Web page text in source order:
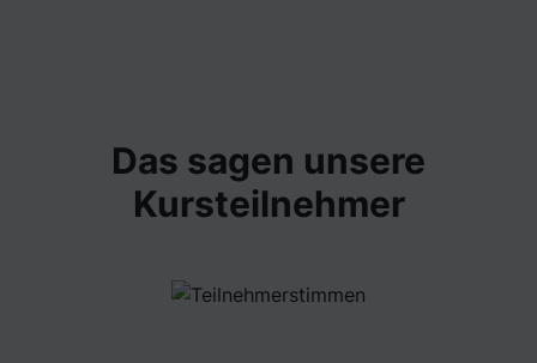
Das sagen unsere
Kursteilnehmer